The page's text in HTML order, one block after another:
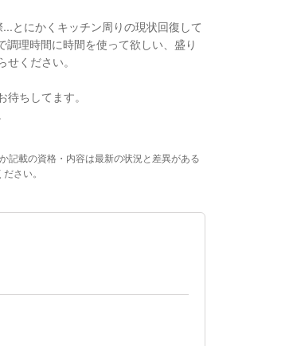
とにかくキッチン周りの現状回復して
調理時間に時間を使って欲しい、盛り
ください。
ちしてます。
記載の資格・内容は最新の状況と差異がある
さい。